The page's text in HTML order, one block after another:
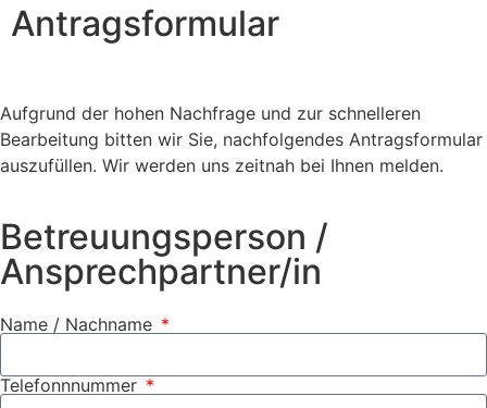
Antragsformular
Aufgrund der hohen Nachfrage und zur schnelleren
Bearbeitung bitten wir Sie, nachfolgendes Antragsformular
auszufüllen. Wir werden uns zeitnah bei Ihnen melden.
Betreuungsperson /
Ansprechpartner/in
Name / Nachname
Telefonnnummer